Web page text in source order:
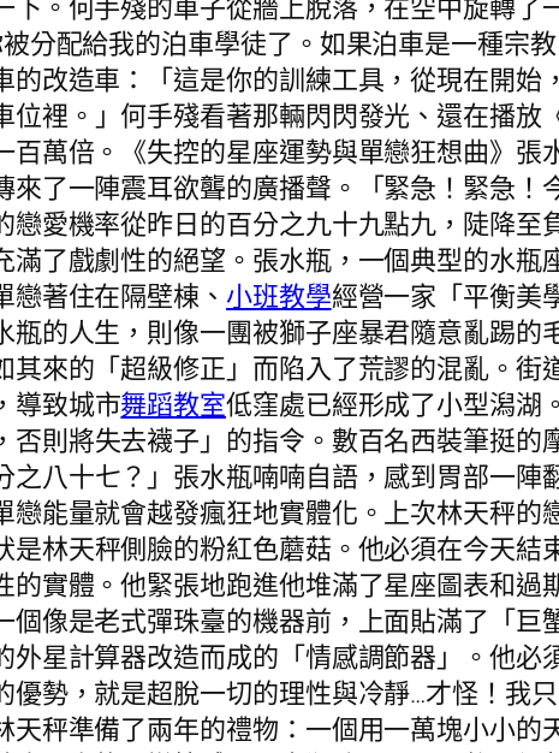
。何手殘的車子從牆上脫落，在空中旋轉了
分配給我的泊車學徒了。如果泊車是一種宗
改造車：「這是你的訓練工具，從現在開始
位裡。」何手殘看著那輛閃閃發光、還在播放
萬倍。《失控的星座運勢與單戀狂想曲》張
了一陣震耳欲聾的廣播聲。「緊急！緊急！
愛機率從昨日的百分之九十九點九，陡降至
了戲劇性的絕望。張水瓶，一個典型的水瓶
戀著住在隔壁棟、小班教學經營一家「平衡美
的人生，則像一團被獅子座暴君隨意亂踢的
來的「超級修正」而陷入了荒謬的混亂。街
導致城市舞蹈教室低窪處已經形成了小型潟湖
否則將失去襪子」的指令。數百名西裝筆挺的
之八十七？」張水瓶喃喃自語，感到胃部一陣
能量就會越發瘋狂地實體化。上次林天秤的
是林天秤側臉的粉紅色蘑菇。他必須在今天結
實體。他緊張地跑進他堆滿了星座圖表和過
像是老式彈珠臺的機器前，上面貼滿了「巨
星計算器改造而成的「情感調節器」。他必
勢，就是超脫一切的理性與冷靜…才怪！我
秤準備了兩年的禮物：一個用一萬塊小小的